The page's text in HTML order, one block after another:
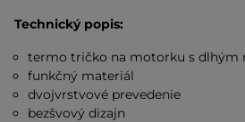
Technický popis:
termo tričko na motorku s dlhým
funkčný materiál
dvojvrstvové prevedenie
bezšvový dizajn